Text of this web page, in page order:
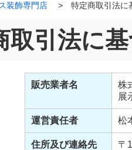
装飾専門店 特定商取引法に
取引法に
販売業者名
株
展
運営責任者 松
住所及び連絡先
〒